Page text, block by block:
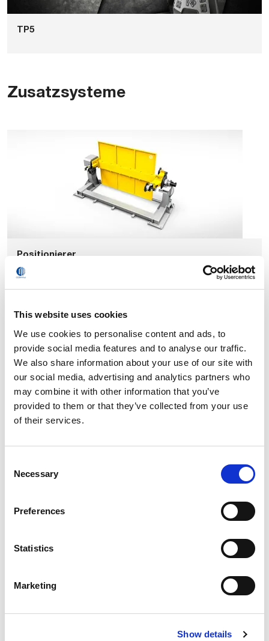
This website uses cookies
We use cookies to personalise content and ads, to
provide social media features and to analyse our traffic.
We also share information about your use of our site with
our social media, advertising and analytics partners who
may combine it with other information that you’ve
provided to them or that they’ve collected from your use
of their services.
Selection
Necessary
Preferences
Statistics
Marketing
Show details
TP5
Zusatzsysteme
Positionierer
Externe Achsen
Verfahrachsen